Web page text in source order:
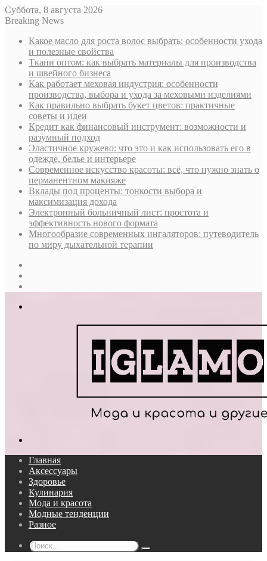
Суббота, 8 августа 2026
Breaking News
Какое масло для роста волос выбрать: особенности ухода
и полезные свойства
Ткани оптом: как выбрать материалы для производства
и швейного бизнеса
Как работает меховая индустрия: особенности
производства, выбора и ухода за меховыми изделиями
Как правильно выбрать букет цветов: практичные
советы и идеи
Кредит как финансовый инструмент: возможности и
разумный подход
Эластичное кружево: что это и как использовать его в
одежде, белье и интерьере
Современное искусство красоты: всё, что нужно знать о
перманентном макияже
Вклады под проценты: тонкости выбора и
максимизация дохода
Электронный больничный лист: простота и
эффективность нового формата
Многообразие современных ингаляторов: путеводитель
по миру дыхательной терапии
Главная
Аксессуары
Здоровье
Кулинария
Мода и красота
Модные тенденции
Разное
Поиск...